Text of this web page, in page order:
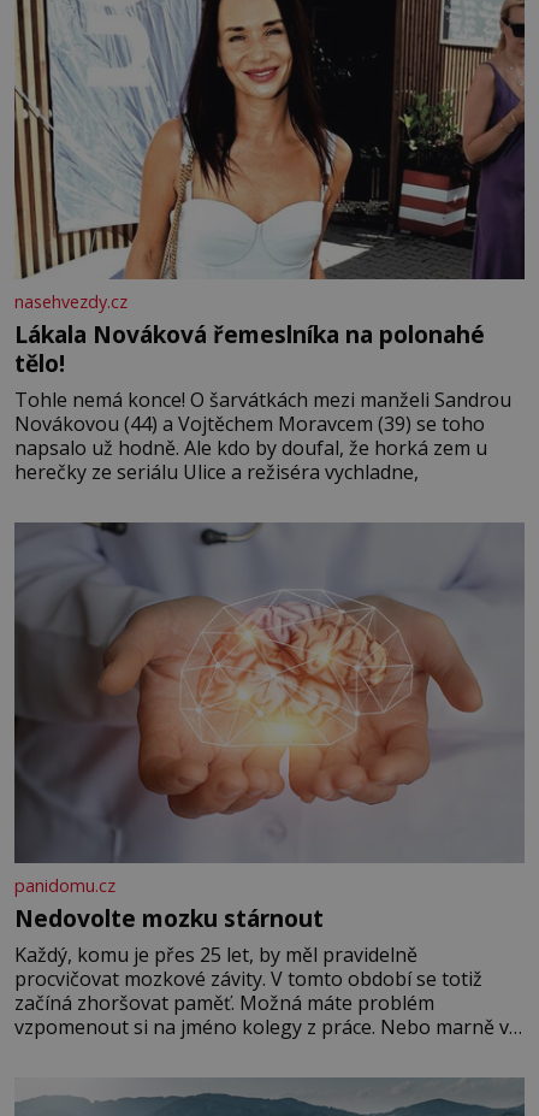
nasehvezdy.cz
Lákala Nováková řemeslníka na polonahé
tělo!
Tohle nemá konce! O šarvátkách mezi manželi Sandrou
Novákovou (44) a Vojtěchem Moravcem (39) se toho
napsalo už hodně. Ale kdo by doufal, že horká zem u
herečky ze seriálu Ulice a režiséra vychladne,
panidomu.cz
Nedovolte mozku stárnout
Každý, komu je přes 25 let, by měl pravidelně
procvičovat mozkové závity. V tomto období se totiž
začíná zhoršovat paměť. Možná máte problém
vzpomenout si na jméno kolegy z práce. Nebo marně v
Je to opravdu tak, s věkem jako kdyby se paměť
rozhodla stávkovat. Cvičte